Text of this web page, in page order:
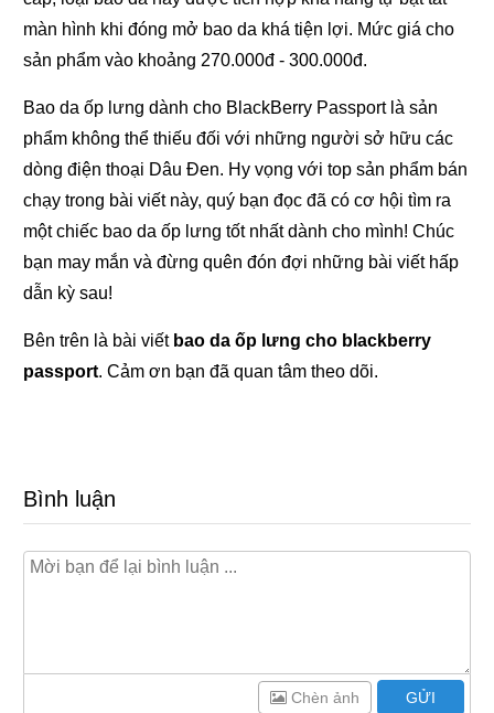
màn hình khi đóng mở bao da khá tiện lợi. Mức giá cho
sản phẩm vào khoảng 270.000đ - 300.000đ.
Bao da ốp lưng dành cho BlackBerry Passport là sản
phẩm không thể thiếu đối với những người sở hữu các
dòng điện thoại Dâu Đen. Hy vọng với top sản phẩm bán
chạy trong bài viết này, quý bạn đọc đã có cơ hội tìm ra
một chiếc bao da ốp lưng tốt nhất dành cho mình! Chúc
bạn may mắn và đừng quên đón đợi những bài viết hấp
dẫn kỳ sau!
Bên trên là bài viết bao da ốp lưng cho blackberry
passport. Cảm ơn bạn đã quan tâm theo dõi.
Bình luận
GỬI
Chèn ảnh